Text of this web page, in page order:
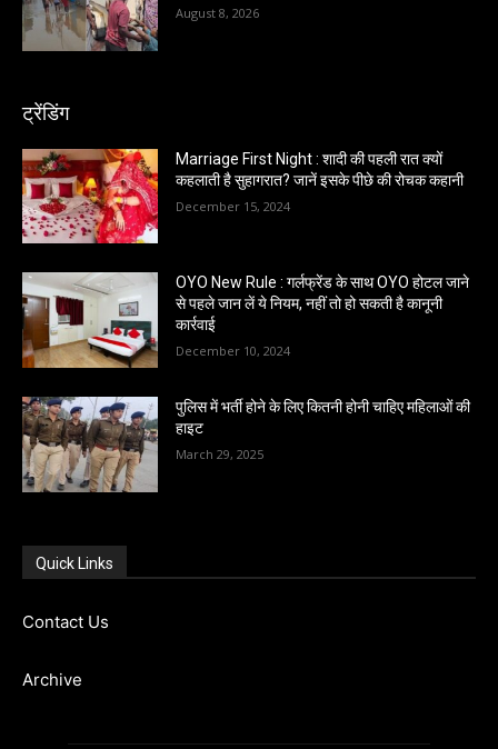
August 8, 2026
ट्रेंडिंग
Marriage First Night : शादी की पहली रात क्यों
कहलाती है सुहागरात? जानें इसके पीछे की रोचक कहानी
December 15, 2024
OYO New Rule : गर्लफ्रेंड के साथ OYO होटल जाने
से पहले जान लें ये नियम, नहीं तो हो सकती है कानूनी
कार्रवाई
December 10, 2024
पुलिस में भर्ती होने के लिए कितनी होनी चाहिए महिलाओं की
हाइट
March 29, 2025
Quick Links
Contact Us
Archive